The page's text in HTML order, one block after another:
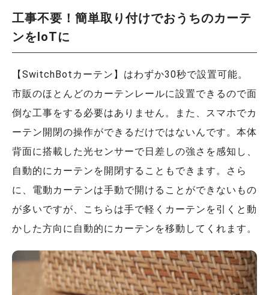
工事不要！簡単取り付けでおうちのカーテ
ンをIoTに
【SwitchBotカーテン】はわずか30秒で設置可能。
市販のほとんどのカーテンレールに設置できるので面
倒な工事をする必要はありません。また、スマホでカ
ーテン開閉の操作ができるだけではないんです。本体
背面に搭載した光センサーで日差しの強さを感知し、
自動的にカーテンを開閉することもできます。さら
に、電動カーテンは手動で開けることができないもの
が多いですが、こちらは手で軽くカーテンを引くと動
かした方向に自動的にカーテンを移動してくれます。